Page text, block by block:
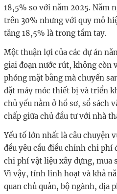
18,5% so với năm 2025. Năm
trên 30% nhưng với quy mô
tăng 18,5% là trong tầm tay.
Một thuận lợi của các dự án
giai đoạn nước rút, không còn
phóng mặt bằng mà chuyển
đặt máy móc thiết bị và triển
chủ yếu nằm ở hồ sơ, sổ sách
chấp giữa chủ đầu tư với nhà
Yếu tố lớn nhất là câu chuyện
đều yêu cầu điều chỉnh chi phí
chi phí vật liệu xây dựng, mua
Vì vậy, tính linh hoạt và khả
quan chủ quản, bộ ngành, địa